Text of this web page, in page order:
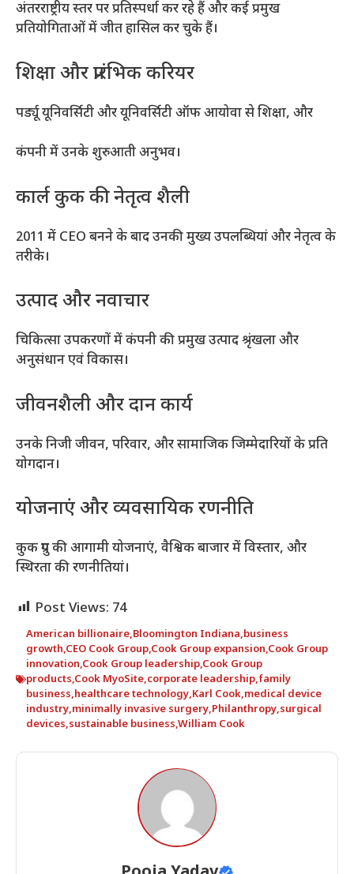
अंतरराष्ट्रीय स्तर पर प्रतिस्पर्धा कर रहे हैं और कई प्रमुख
प्रतियोगिताओं में जीत हासिल कर चुके हैं।
शिक्षा और प्रारंभिक करियर
पर्ड्यू यूनिवर्सिटी और यूनिवर्सिटी ऑफ आयोवा से शिक्षा, और
कंपनी में उनके शुरुआती अनुभव।
कार्ल कुक की नेतृत्व शैली
2011 में CEO बनने के बाद उनकी मुख्य उपलब्धियां और नेतृत्व के
तरीके।
उत्पाद और नवाचार
चिकित्सा उपकरणों में कंपनी की प्रमुख उत्पाद श्रृंखला और
अनुसंधान एवं विकास।
जीवनशैली और दान कार्य
उनके निजी जीवन, परिवार, और सामाजिक जिम्मेदारियों के प्रति
योगदान।
योजनाएं और व्यवसायिक रणनीति
कुक ग्रुप की आगामी योजनाएं, वैश्विक बाजार में विस्तार, और
स्थिरता की रणनीतियां।
Post Views: 74
American billionaire,Bloomington Indiana,business
growth,CEO Cook Group,Cook Group expansion,Cook Group
innovation,Cook Group leadership,Cook Group
products,Cook MyoSite,corporate leadership,family
business,healthcare technology,Karl Cook,medical device
industry,minimally invasive surgery,Philanthropy,surgical
devices,sustainable business,William Cook